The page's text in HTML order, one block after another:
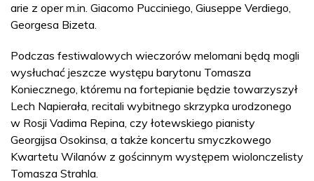
arie z oper m.in. Giacomo Pucciniego, Giuseppe Verdiego,
Georgesa Bizeta.
Podczas festiwalowych wieczorów melomani będą mogli
wysłuchać jeszcze występu barytonu Tomasza
Koniecznego, któremu na fortepianie będzie towarzyszył
Lech Napierała, recitali wybitnego skrzypka urodzonego
w Rosji Vadima Repina, czy łotewskiego pianisty
Georgijsa Osokinsa, a także koncertu smyczkowego
Kwartetu Wilanów z gościnnym występem wiolonczelisty
Tomasza Strahla.